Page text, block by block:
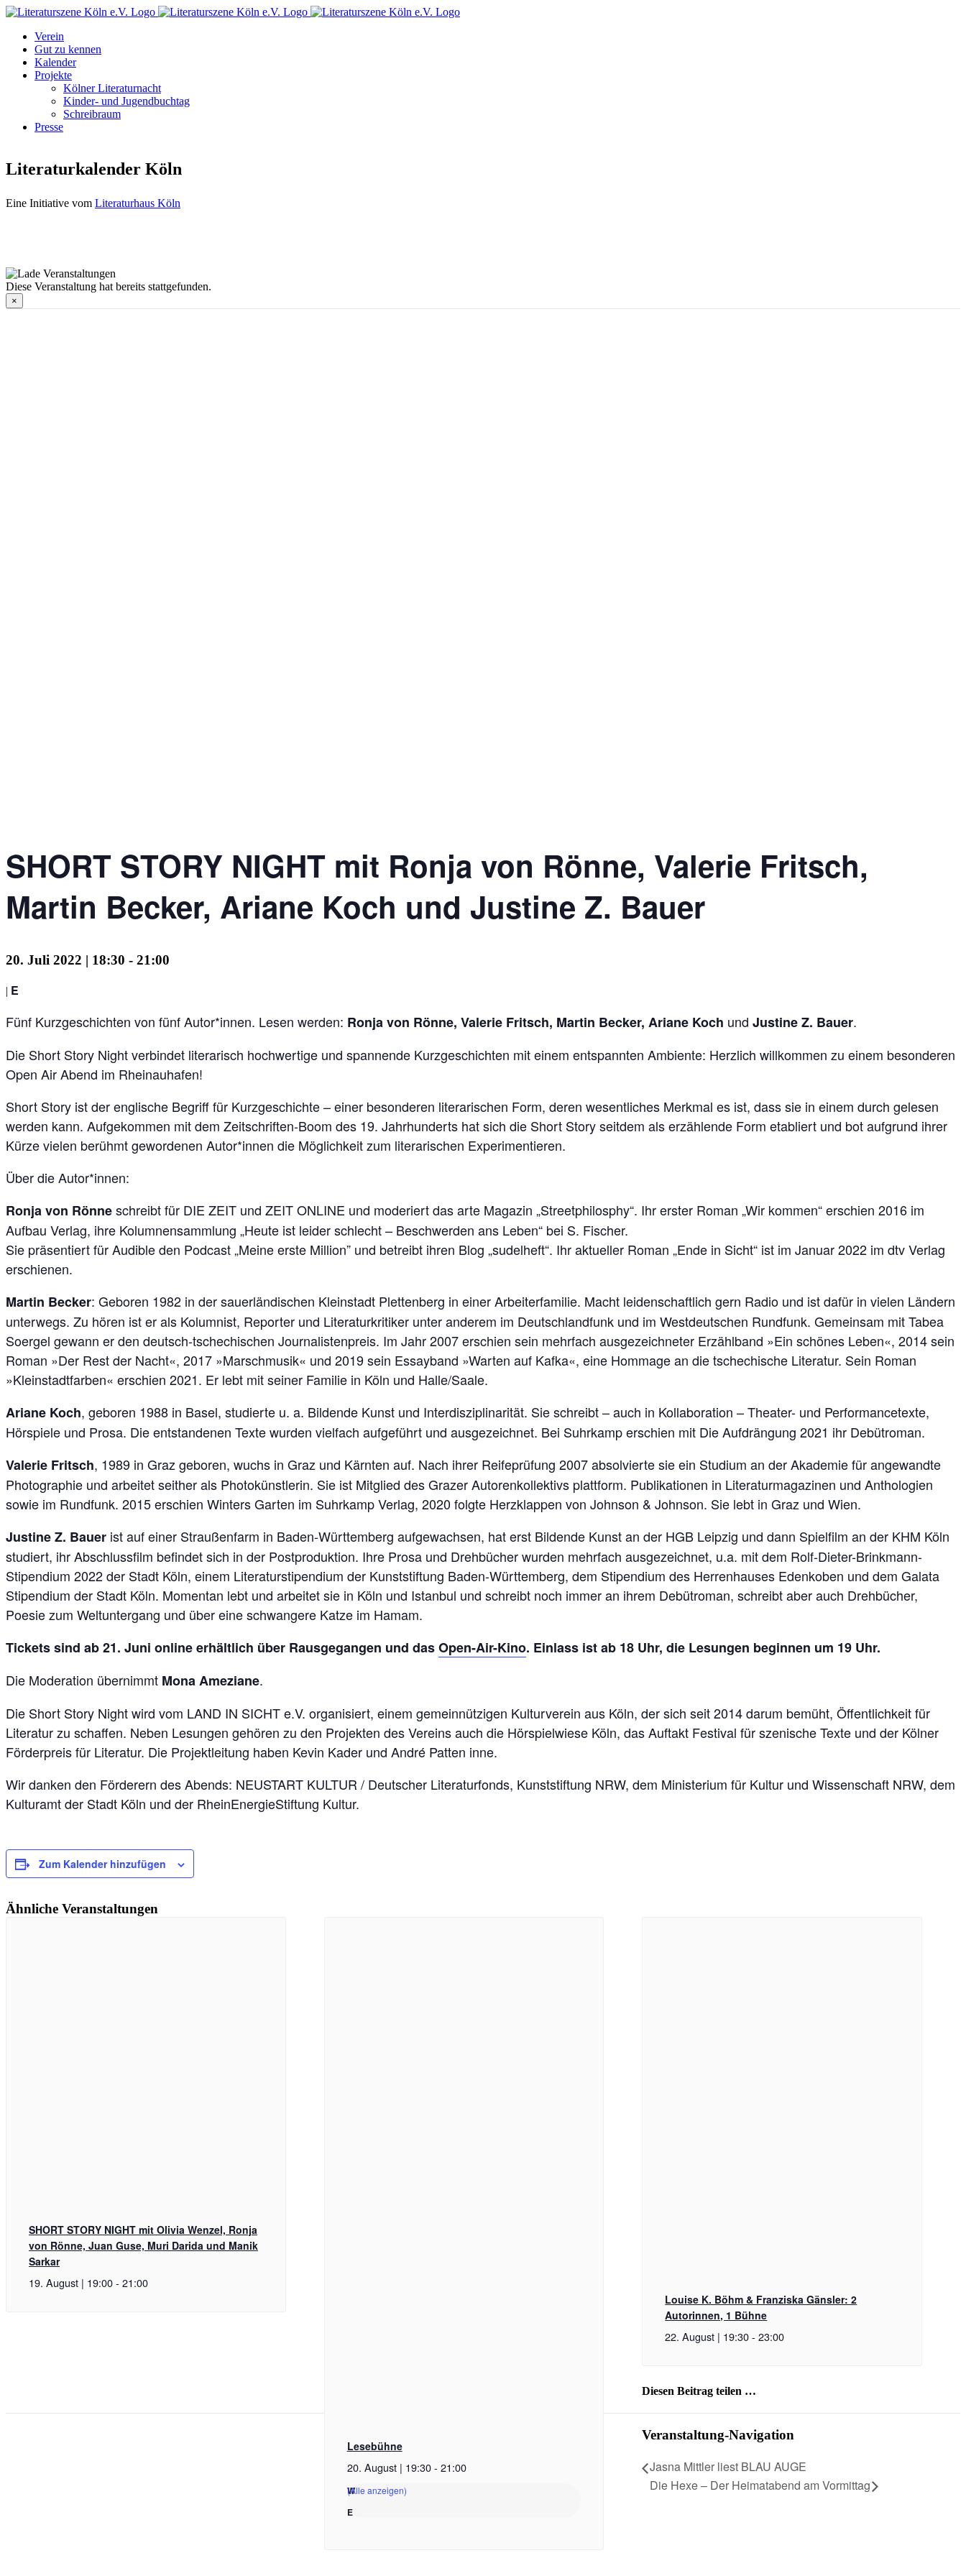
Zum
springen
Facebook
Instagram
E-
Verein
Gut zu kennen
Kalender
Projekte
Kölner Literaturnacht
Kinder- und Jugendbuchtag
Schreibraum
Presse
Literaturkalender Köln
Eine Initiative vom Literaturhaus Köln
Diese Veranstaltung hat bereits stattgefunden.
×
SHORT STORY NIGHT mit Ronja von Rönne, Valerie Fritsch,
Martin Becker, Ariane Koch und Justine Z. Bauer
20. Juli 2022 | 18:30 - 21:00
| E
Fünf Kurzgeschichten von fünf Autor*innen. Lesen werden: Ronja von Rönne, Valerie Fritsch, Martin Becker, Ariane Koch und Justine Z. Bauer.
Die Short Story Night verbindet literarisch hochwertige und spannende Kurzgeschichten mit einem entspannten Ambiente: Herzlich willkommen zu einem besonderen
Open Air Abend im Rheinauhafen!
Short Story ist der englische Begriff für Kurzgeschichte – einer besonderen literarischen Form, deren wesentliches Merkmal es ist, dass sie in einem durch gelesen
werden kann. Aufgekommen mit dem Zeitschriften-Boom des 19. Jahrhunderts hat sich die Short Story seitdem als erzählende Form etabliert und bot aufgrund ihrer
Kürze vielen berühmt gewordenen Autor*innen die Möglichkeit zum literarischen Experimentieren.
Über die Autor*innen:
Ronja von Rönneschreibt für DIE ZEIT und ZEIT ONLINE und moderiert das arte Magazin „Streetphilosphy“. Ihr erster Roman „Wir kommen“ erschien 2016 im
Aufbau Verlag, ihre Kolumnensammlung „Heute ist leider schlecht – Beschwerden ans Leben“ bei S. Fischer.
Sie präsentiert für Audible den Podcast „Meine erste Million” und betreibt ihren Blog „sudelheft“. Ihr aktueller Roman „Ende in Sicht“ ist im Januar 2022 im dtv Verlag
erschienen.
Martin Becker: Geboren 1982 in der sauerländischen Kleinstadt Plettenberg in einer Arbeiterfamilie. Macht leidenschaftlich gern Radio und ist dafür in vielen Ländern
unterwegs. Zu hören ist er als Kolumnist, Reporter und Literaturkritiker unter anderem im Deutschlandfunk und im Westdeutschen Rundfunk. Gemeinsam mit Tabea
Soergel gewann er den deutsch-tschechischen Journalistenpreis. Im Jahr 2007 erschien sein mehrfach ausgezeichneter Erzählband »Ein schönes Leben«, 2014 sein
Roman »Der Rest der Nacht«, 2017 »Marschmusik« und 2019 sein Essayband »Warten auf Kafka«, eine Hommage an die tschechische Literatur. Sein Roman
»Kleinstadtfarben« erschien 2021. Er lebt mit seiner Familie in Köln und Halle/Saale.
Ariane Koch, geboren 1988 in Basel, studierte u. a. Bildende Kunst und Interdisziplinarität. Sie schreibt – auch in Kollaboration – Theater- und Performancetexte,
Hörspiele und Prosa. Die entstandenen Texte wurden vielfach aufgeführt und ausgezeichnet. Bei Suhrkamp erschien mit Die Aufdrängung 2021 ihr Debütroman.
Valerie Fritsch, 1989 in Graz geboren, wuchs in Graz und Kärnten auf. Nach ihrer Reifeprüfung 2007 absolvierte sie ein Studium an der Akademie für angewandte
Photographie und arbeitet seither als Photokünstlerin. Sie ist Mitglied des Grazer Autorenkollektivs plattform. Publikationen in Literaturmagazinen und Anthologien
sowie im Rundfunk. 2015 erschien Winters Garten im Suhrkamp Verlag, 2020 folgte Herzklappen von Johnson & Johnson. Sie lebt in Graz und Wien.
Justine Z. Bauer ist auf einer Straußenfarm in Baden-Württemberg aufgewachsen, hat erst Bildende Kunst an der HGB Leipzig und dann Spielfilm an der KHM Köln
studiert, ihr Abschlussfilm befindet sich in der Postproduktion. Ihre Prosa und Drehbücher wurden mehrfach ausgezeichnet, u.a. mit dem Rolf-Dieter-Brinkmann-
Stipendium 2022 der Stadt Köln, einem Literaturstipendium der Kunststiftung Baden-Württemberg, dem Stipendium des Herrenhauses Edenkoben und dem Galata
Stipendium der Stadt Köln. Momentan lebt und arbeitet sie in Köln und Istanbul und schreibt noch immer an ihrem Debütroman, schreibt aber auch Drehbücher,
Poesie zum Weltuntergang und über eine schwangere Katze im Hamam.
Tickets sind ab 21. Juni online erhältlich über Rausgegangen und dasOpen-Air-Kino. Einlass ist ab 18 Uhr, die Lesungen beginnen um 19 Uhr.
Die Moderation übernimmt Mona Ameziane.
Die Short Story Night wird vom LAND IN SICHT e.V. organisiert, einem gemeinnützigen Kulturverein aus Köln, der sich seit 2014 darum bemüht, Öffentlichkeit für
Literatur zu schaffen. Neben Lesungen gehören zu den Projekten des Vereins auch die Hörspielwiese Köln, das Auftakt Festival für szenische Texte und der Kölner
Förderpreis für Literatur. Die Projektleitung haben Kevin Kader und André Patten inne.
Wir danken den Förderern des Abends: NEUSTART KULTUR / Deutscher Literaturfonds, Kunststiftung NRW, dem Ministerium für Kultur und Wissenschaft NRW, dem
Kulturamt der Stadt Köln und der RheinEnergieStiftung Kultur.
Zum Kalender hinzufügen
Ähnliche Veranstaltungen
SHORT STORY NIGHT mit Olivia Wenzel, Ronja
von Rönne, Juan Guse, Muri Darida und Manik
Sarkar
19. August | 19:00- 21:00
Lesebühne
20. August | 19:30- 21:00
(Alle anzeigen)
Louise K. Böhm & Franziska Gänsler: 2
Autorinnen, 1 Bühne
22. August | 19:30-23:00
Diesen Beitrag teilen …
Mail
Veranstaltung-Navigation
Jasna Mittler liest BLAU AUGE
Die Hexe – Der Heimatabend am Vormittag